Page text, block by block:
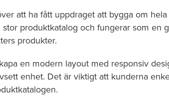
att ha fått uppdraget att bygga om
produktkatalog och fungerar som en
produkter.
en modern layout med responsiv
enhet. Det är viktigt att kunderna